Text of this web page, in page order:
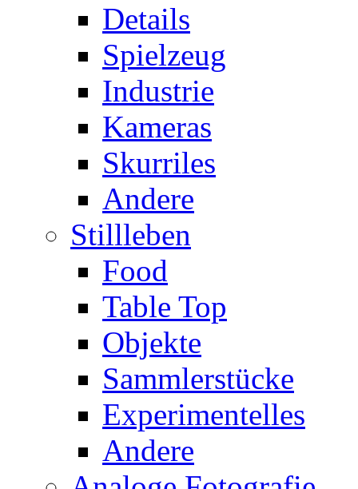
Details
Spielzeug
Industrie
Kameras
Skurriles
Andere
Stillleben
Food
Table Top
Objekte
Sammlerstücke
Experimentelles
Andere